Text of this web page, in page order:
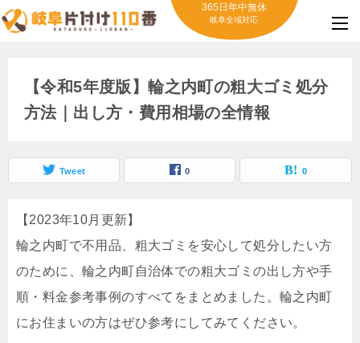
365日年中無休
岐阜全域対応
【令和5年度版】輪之内町の粗大ゴミ処分
方法｜出し方・費用相場の全情報
Tweet 0 0
【2023年10月更新】
輪之内町で不用品、粗大ゴミを安心して処分したい方
のために、輪之内町自治体での粗大ゴミの出し方や手
順・料金参考事例のすべてをまとめました。輪之内町
にお住まいの方はぜひ参考にしてみてください。